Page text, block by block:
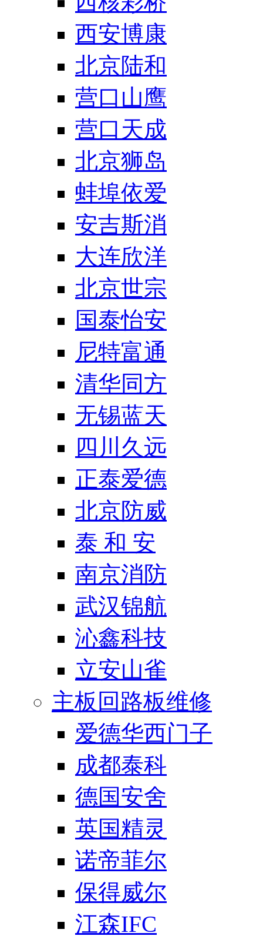
西安博康
北京陆和
营口山鹰
营口天成
北京狮岛
蚌埠依爱
安吉斯消
大连欣洋
北京世宗
国泰怡安
尼特富通
清华同方
无锡蓝天
四川久远
正泰爱德
北京防威
泰 和 安
南京消防
武汉锦航
沁鑫科技
立安山雀
主板回路板维修
爱德华西门子
成都泰科
德国安舍
英国精灵
诺帝菲尔
保得威尔
江森IFC